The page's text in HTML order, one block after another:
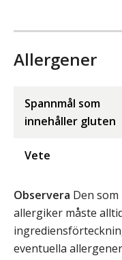
Allergener
Spannmål som
innehåller gluten
Vete
Observera Den
allergiker måste
eventuella